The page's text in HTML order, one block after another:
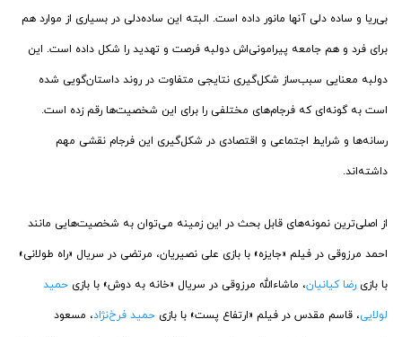
بی‌ریا و ساده دلی آنها مانور داده است. البته این ساده‌دلی در بسیاری از موارد هم
برای فرد و هم جامعه پیرامونی‌اش دولبه فرصت و تهدید را شکل داده است. این
دولبه معنایی سبب‌ساز شکل‌گیری نتایجی متفاوت در روند داستان‌گویی شده
است به گونه‌ای که فرجام‌های مختلفی را برای این شخصیت‌ها رقم زده است.
رسانه‌ها و شرایط اجتماعی و اقتصادی در شکل‌گیری این فرجام نقشی مهم
داشته‌اند.
از اصلی‌ترین نمونه‌های قابل بحث در این زمینه می‌توان به شخصیت‌هایی مانند
احمد مرزوقی در فیلم «جایزه» با بازی علی نصیریان، مرتضی در سریال «راه طولانی»
با بازی رضا کیانیان، ماشاءالله مرزوقی در سریال «خانه به دوش» با بازی حمید
لولایی، قاسم مقدس در فیلم «ارتفاع پست» با بازی حمید فرخ‌نژاد، مسعود